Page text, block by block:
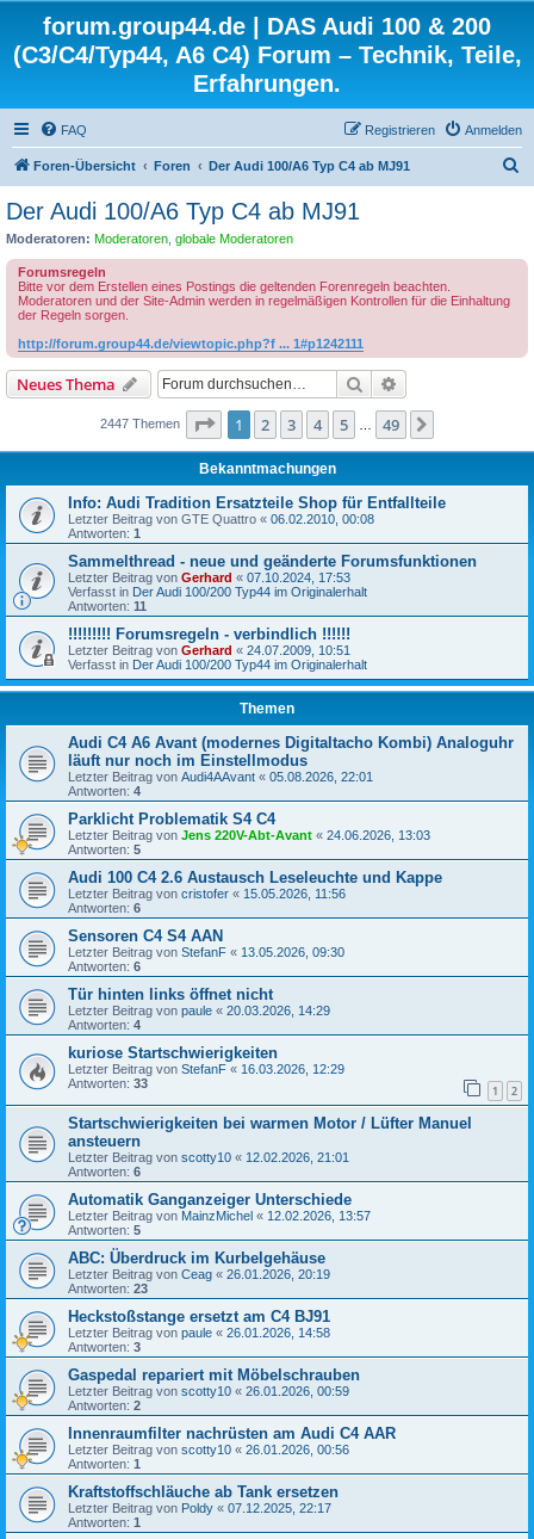
forum.group44.de | DAS Audi 100 & 200
(C3/C4/Typ44, A6 C4) Forum – Technik, Teile,
Erfahrungen.
FAQ Anmelden
Registrieren
Foren-Übersicht Foren Der Audi 100/A6 Typ C4 ab MJ91
Der Audi 100/A6 Typ C4 ab MJ91
Moderatoren: Moderatoren globale Moderatoren
Forumsregeln
Bitte vor dem Erstellen eines Postings die geltenden Forenregeln beachten.
Moderatoren und der Site-Admin werden in regelmäßigen Kontrollen für die Einhaltung
der Regeln sorgen.
http://forum.group44.de/viewtopic.php?f ... 1#p1242111
Neues Thema Suche
2447 Themen Seite 1von 49
1 2 3 4 5 49
Bekanntmachungen
Info: Audi Tradition Ersatzteile Shop für Entfallteile
Letzter Beitrag von GTE Quattro « 06.02.2010, 00:08
Antworten: 1
Sammelthread - neue und geänderte Forumsfunktionen
Letzter Beitrag von Gerhard « 07.10.2024, 17:53
Verfasst in Der Audi 100/200 Typ44 im Originalerhalt
Antworten: 11
!!!!!!!!! Forumsregeln - verbindlich !!!!!!
Letzter Beitrag von Gerhard « 24.07.2009, 10:51
Verfasst in Der Audi 100/200 Typ44 im Originalerhalt
Themen
Audi C4 A6 Avant (modernes Digitaltacho Kombi) Analoguhr
läuft nur noch im Einstellmodus
Letzter Beitrag von Audi4AAvant « 05.08.2026, 22:01
Antworten: 4
Parklicht Problematik S4 C4
Letzter Beitrag von Jens 220V-Abt-Avant « 24.06.2026, 13:03
Antworten: 5
Audi 100 C4 2.6 Austausch Leseleuchte und Kappe
Letzter Beitrag von cristofer « 15.05.2026, 11:56
Antworten: 6
Sensoren C4 S4 AAN
Letzter Beitrag von StefanF « 13.05.2026, 09:30
Antworten: 6
Tür hinten links öffnet nicht
Letzter Beitrag von paule « 20.03.2026, 14:29
Antworten: 4
kuriose Startschwierigkeiten
Letzter Beitrag von StefanF « 16.03.2026, 12:29
Antworten: 33 1 2
Startschwierigkeiten bei warmen Motor / Lüfter Manuel
ansteuern
Letzter Beitrag von scotty10 « 12.02.2026, 21:01
Antworten: 6
Automatik Ganganzeiger Unterschiede
Letzter Beitrag von MainzMichel « 12.02.2026, 13:57
Antworten: 5
ABC: Überdruck im Kurbelgehäuse
Letzter Beitrag von Ceag « 26.01.2026, 20:19
Antworten: 23
Heckstoßstange ersetzt am C4 BJ91
Letzter Beitrag von paule « 26.01.2026, 14:58
Antworten: 3
Gaspedal repariert mit Möbelschrauben
Letzter Beitrag von scotty10 « 26.01.2026, 00:59
Antworten: 2
Innenraumfilter nachrüsten am Audi C4 AAR
Letzter Beitrag von scotty10 « 26.01.2026, 00:56
Antworten: 1
Kraftstoffschläuche ab Tank ersetzen
Letzter Beitrag von Poldy « 07.12.2025, 22:17
Antworten: 1